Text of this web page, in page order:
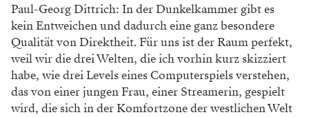
Paul-Georg Dittrich: In der Dunkelkammer gibt es
kein Entweichen und dadurch eine ganz besondere
Qualität von Direktheit. Für uns ist der Raum perfekt,
weil wir die drei Welten, die ich vorhin kurz skizziert
habe, wie drei Levels eines Computerspiels verstehen,
das von einer jungen Frau, einer Streamerin, gespielt
wird, die sich in der Komfortzone der westlichen Welt